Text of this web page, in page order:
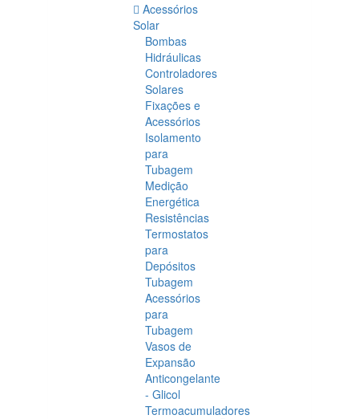
Acessórios
Solar
Bombas
Hidráulicas
Controladores
Solares
Fixações e
Acessórios
Isolamento
para
Tubagem
Medição
Energética
Resistências
Termostatos
para
Depósitos
Tubagem
Acessórios
para
Tubagem
Vasos de
Expansão
Anticongelante
- Glicol
Termoacumuladores